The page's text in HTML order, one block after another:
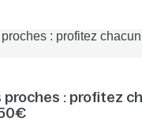
proches : profitez